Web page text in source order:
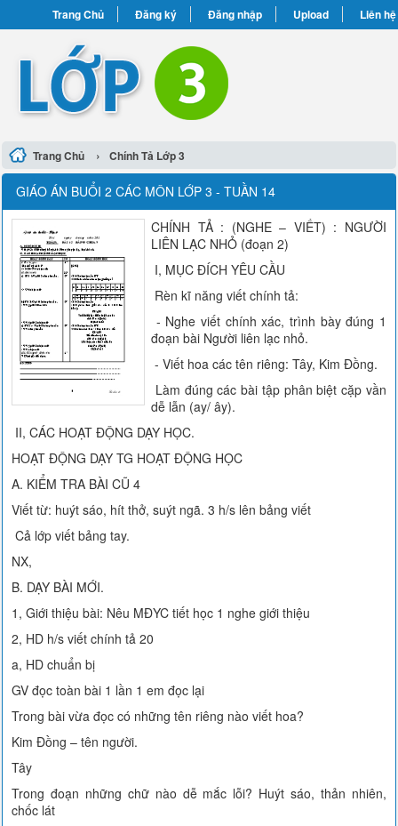
Trang Chủ Đăng ký Đăng nhập Upload Liên hệ
Trang Chủ › Chính Tả Lớp 3
GIÁO ÁN BUỔI 2 CÁC MÔN LỚP 3 - TUẦN 14
CHÍNH TẢ : (NGHE – VIẾT) : NGƯỜI
LIÊN LẠC NHỎ (đoạn 2)
I, MỤC ĐÍCH YÊU CẦU
Rèn kĩ năng viết chính tả:
- Nghe viết chính xác, trình bày đúng 1
đoạn bài Người liên lạc nhỏ.
- Viết hoa các tên riêng: Tây, Kim Đồng.
Làm đúng các bài tập phân biệt cặp vần
dễ lẫn (ay/ ây).
II, CÁC HOẠT ĐỘNG DẠY HỌC.
HOẠT ĐỘNG DẠY TG HOẠT ĐỘNG HỌC
A. KIỂM TRA BÀI CŨ 4
Viết từ: huýt sáo, hít thở, suýt ngã. 3 h/s lên bảng viết
Cả lớp viết bảng tay.
NX,
B. DẠY BÀI MỚI.
1, Giới thiệu bài: Nêu MĐYC tiết học 1 nghe giới thiệu
2, HD h/s viết chính tả 20
a, HD chuẩn bị
GV đọc toàn bài 1 lần 1 em đọc lại
Trong bài vừa đọc có những tên riêng nào viết hoa?
Kim Đồng – tên người.
Tây
Trong đoạn những chữ nào dễ mắc lỗi? Huýt sáo, thản nhiên,
chốc lát